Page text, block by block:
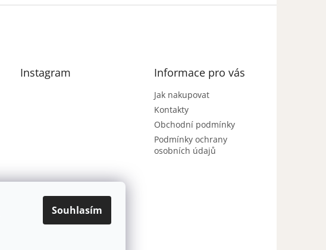
Souhlasím
Instagram
Sledovat na
Instagramu
Informace pro vás
Jak nakupovat
Kontakty
Obchodní podmínky
Podmínky ochrany
osobních údajů